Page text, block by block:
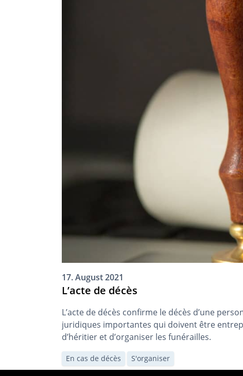
17. August 2021
L’acte de décès
L’acte de décès confirme le décès d’une
juridiques importantes qui doivent être
d’héritier et d’organiser les funérailles.
En cas de décès S'organiser